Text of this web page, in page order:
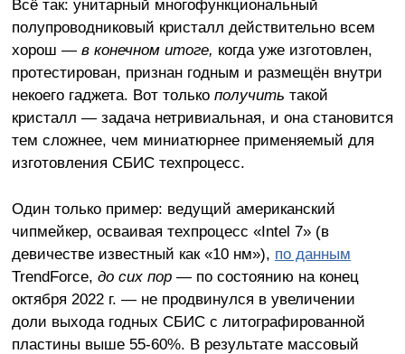
Всё так: унитарный многофункциональный
полупроводниковый кристалл действительно всем
хорош — в конечном итоге, когда уже изготовлен,
протестирован, признан годным и размещён внутри
некоего гаджета. Вот только получить такой
кристалл — задача нетривиальная, и она становится
тем сложнее, чем миниатюрнее применяемый для
изготовления СБИС техпроцесс.
Один только пример: ведущий американский
чипмейкер, осваивая техпроцесс «Intel 7» (в
девичестве известный как «10 нм»), по данным
TrendForce, до сих пор— по состоянию на конец
октября 2022 г. — не продвинулся в увеличении
доли выхода годных СБИС с литографированной
пластины выше 55-60%. В результате массовый